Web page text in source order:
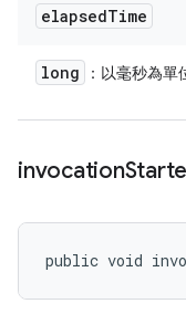
elapsedTime
long ：以毫秒為
invocation
public void